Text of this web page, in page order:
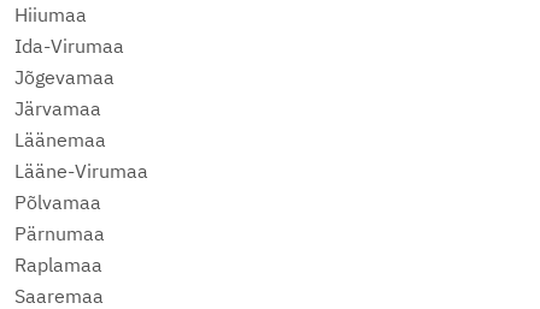
Hiiumaa
Ida-Virumaa
Jõgevamaa
Järvamaa
Läänemaa
Lääne-Virumaa
Põlvamaa
Pärnumaa
Raplamaa
Saaremaa